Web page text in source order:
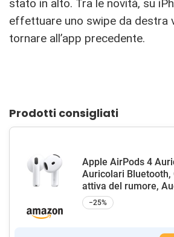
stato in alto. Tra le novità, su
effettuare uno swipe da destra
tornare all’app precedente.
Prodotti consigliati
Apple AirPods 4
Auricolari Bluetooth,
attiva del rumore,
−25%